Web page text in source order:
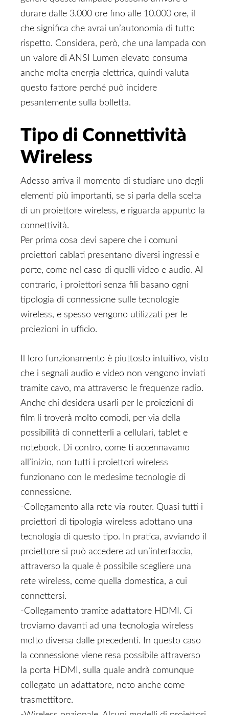
durare dalle 3.000 ore fino alle 10.000 ore, il
che significa che avrai un’autonomia di tutto
rispetto. Considera, però, che una lampada con
un valore di ANSI Lumen elevato consuma
anche molta energia elettrica, quindi valuta
questo fattore perché può incidere
pesantemente sulla bolletta.
Tipo di Connettività
Wireless
Adesso arriva il momento di studiare uno degli
elementi più importanti, se si parla della scelta
di un proiettore wireless, e riguarda appunto la
connettività.
Per prima cosa devi sapere che i comuni
proiettori cablati presentano diversi ingressi e
porte, come nel caso di quelli video e audio. Al
contrario, i proiettori senza fili basano ogni
tipologia di connessione sulle tecnologie
wireless, e spesso vengono utilizzati per le
proiezioni in ufficio.
Il loro funzionamento è piuttosto intuitivo, visto
che i segnali audio e video non vengono inviati
tramite cavo, ma attraverso le frequenze radio.
Anche chi desidera usarli per le proiezioni di
film li troverà molto comodi, per via della
possibilità di connetterli a cellulari, tablet e
notebook. Di contro, come ti accennavamo
all’inizio, non tutti i proiettori wireless
funzionano con le medesime tecnologie di
connessione.
-Collegamento alla rete via router. Quasi tutti i
proiettori di tipologia wireless adottano una
tecnologia di questo tipo. In pratica, avviando il
proiettore si può accedere ad un’interfaccia,
attraverso la quale è possibile scegliere una
rete wireless, come quella domestica, a cui
connettersi.
-Collegamento tramite adattatore HDMI. Ci
troviamo davanti ad una tecnologia wireless
molto diversa dalle precedenti. In questo caso
la connessione viene resa possibile attraverso
la porta HDMI, sulla quale andrà comunque
collegato un adattatore, noto anche come
trasmettitore.